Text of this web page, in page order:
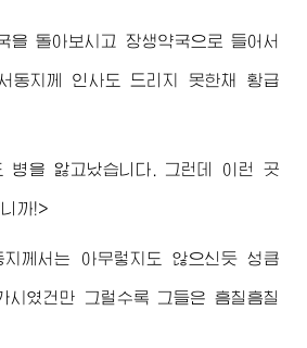
을 돌아보시고 장생약국으로 들어서
동지 께 인사도 드리지 못한채 황급
병을 앓고났습니다. 그런데 이런 곳
까!>
께서는 아무렇지도 않으신듯 성큼
시였건만 그럴수록 그들은 흠칠흠칠